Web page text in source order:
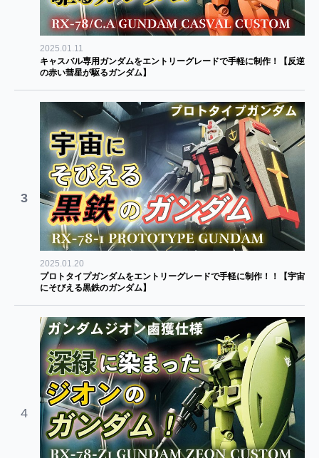
2025.01.11
キャスバル専用ガンダムをエントリーグレードで手軽に制作！【反逆
の赤い彗星が駆るガンダム】
3
2025.01.20
プロトタイプガンダムをエントリーグレードで手軽に制作！！【宇宙
にそびえる黒鉄のガンダム】
4